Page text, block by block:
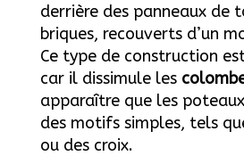
derrière des panneaux de
briques, recouverts d’un
Ce type de construction
car il dissimule les
apparaître que les
des motifs simples, tels
ou des croix.